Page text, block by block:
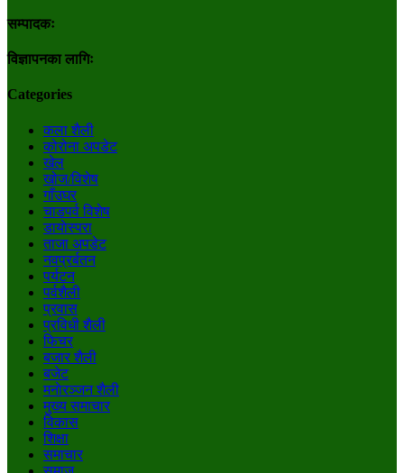
सम्पादकः
विज्ञापनका लागिः
Categories
कला शैली
कोरोना अपडेट
खेल
खोज/विशेष
गाँउघर
चाडपर्व विशेष
डायाेस्परा
ताजा अपडेट
नवप्रर्बतन
पर्यटन
पर्वशैली
प्रवास
प्रविधी शैली
फिचर
बजार शैली
बजेट
मनाेरञ्जन शैली
मुख्य समाचार
विकास
शिक्षा
समाचार